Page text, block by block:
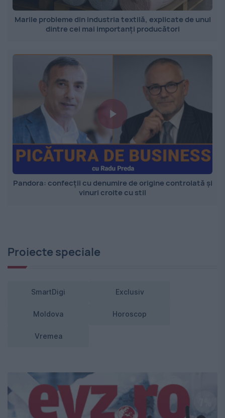
Marile probleme din industria textilă, explicate de unul
dintre cei mai importanți producători
Pandora: confecții cu denumire de origine controlată și
vinuri croite cu stil
Proiecte speciale
SmartDigi Exclusiv
Moldova Horoscop
Vremea